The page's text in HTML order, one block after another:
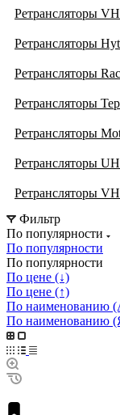
Ретрансляторы
Ретрансляторы
Ретрансляторы
Ретрансляторы
Ретрансляторы
Ретрансляторы
Ретрансляторы
Фильтр
По популярности
По популярности
По популярности
По цене (↓)
По цене (↑)
По наименованию
По наименованию